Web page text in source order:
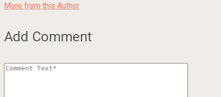
More from this Author
Add Comment